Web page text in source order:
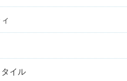
イル